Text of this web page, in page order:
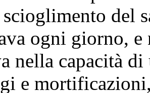
del
ogni giorno, e
nella capacità
e